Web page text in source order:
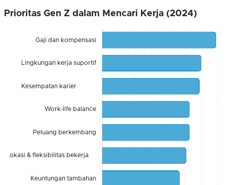
Prioritas Gen Z dalam Mencari Kerja (2024)